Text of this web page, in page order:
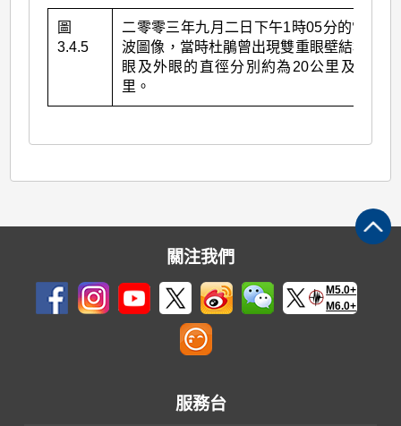
圖
3.4.5
二零零三年九月二日下午1時05分的雷達回
波圖像，當時杜鵑曾出現雙重眼壁結構。內
眼及外眼的直徑分別約為20公里及100公
里。
關注我們
M5.0+
M6.0+
服務台